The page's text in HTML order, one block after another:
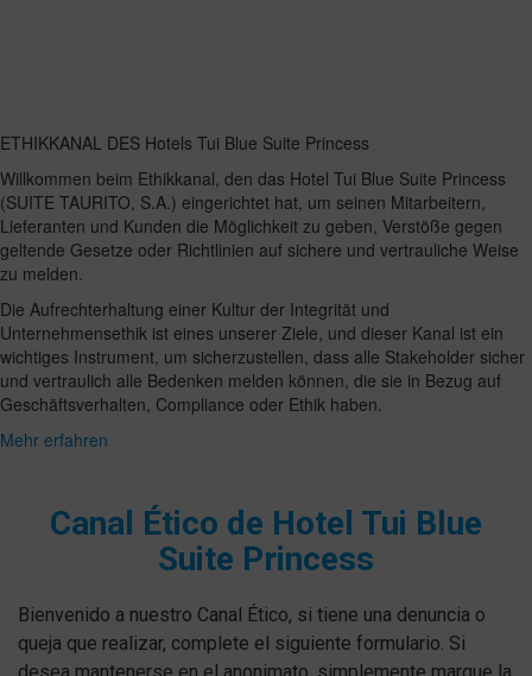
ETHIKKANAL DES Hotels Tui Blue Suite Princess
Willkommen beim Ethikkanal, den das Hotel Tui Blue Suite Princess
(SUITE TAURITO, S.A.) eingerichtet hat, um seinen Mitarbeitern,
Lieferanten und Kunden die Möglichkeit zu geben, Verstöße gegen
geltende Gesetze oder Richtlinien auf sichere und vertrauliche Weise
zu melden.
Die Aufrechterhaltung einer Kultur der Integrität und
Unternehmensethik ist eines unserer Ziele, und dieser Kanal ist ein
wichtiges Instrument, um sicherzustellen, dass alle Stakeholder sicher
und vertraulich alle Bedenken melden können, die sie in Bezug auf
Geschäftsverhalten, Compliance oder Ethik haben.
Mehr erfahren